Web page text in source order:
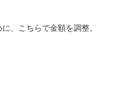
、こちらで金額を調整。